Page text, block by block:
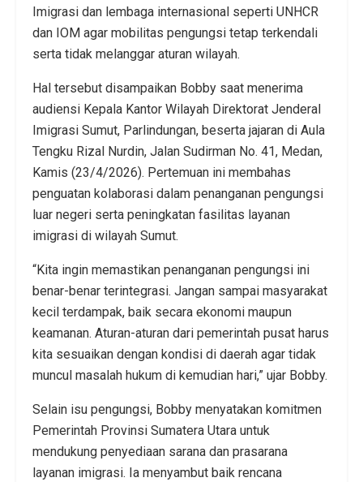
Imigrasi dan lembaga internasional seperti UNHCR
dan IOM agar mobilitas pengungsi tetap terkendali
serta tidak melanggar aturan wilayah.
Hal tersebut disampaikan Bobby saat menerima
audiensi Kepala Kantor Wilayah Direktorat Jenderal
Imigrasi Sumut, Parlindungan, beserta jajaran di Aula
Tengku Rizal Nurdin, Jalan Sudirman No. 41, Medan,
Kamis (23/4/2026). Pertemuan ini membahas
penguatan kolaborasi dalam penanganan pengungsi
luar negeri serta peningkatan fasilitas layanan
imigrasi di wilayah Sumut.
“Kita ingin memastikan penanganan pengungsi ini
benar-benar terintegrasi. Jangan sampai masyarakat
kecil terdampak, baik secara ekonomi maupun
keamanan. Aturan-aturan dari pemerintah pusat harus
kita sesuaikan dengan kondisi di daerah agar tidak
muncul masalah hukum di kemudian hari,” ujar Bobby.
Selain isu pengungsi, Bobby menyatakan komitmen
Pemerintah Provinsi Sumatera Utara untuk
mendukung penyediaan sarana dan prasarana
layanan imigrasi. Ia menyambut baik rencana